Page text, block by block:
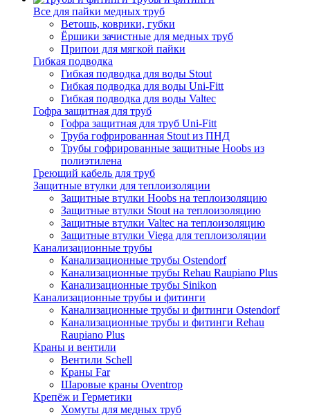
Все для пайки медных труб
Ветошь, коврики, губки
Ёршики зачистные для медных труб
Припои для мягкой пайки
Гибкая подводка
Гибкая подводка для воды Stout
Гибкая подводка для воды Uni-Fitt
Гибкая подводка для воды Valtec
Гофра защитная для труб
Гофра защитная для труб Uni-Fitt
Труба гофрированная Stout из ПНД
Трубы гофрированные защитные Hoobs из
полиэтилена
Греющий кабель для труб
Защитные втулки для теплоизоляции
Защитные втулки Hoobs на теплоизоляцию
Защитные втулки Stout на теплоизоляцию
Защитные втулки Valtec на теплоизоляцию
Защитные втулки Viega для теплоизоляции
Канализационные трубы
Канализационные трубы Ostendorf
Канализационные трубы Rehau Raupiano Plus
Канализационные трубы Sinikon
Канализационные трубы и фитинги
Канализационные трубы и фитинги Ostendorf
Канализационные трубы и фитинги Rehau
Raupiano Plus
Краны и вентили
Вентили Schell
Краны Far
Шаровые краны Oventrop
Крепёж и Герметики
Хомуты для медных труб